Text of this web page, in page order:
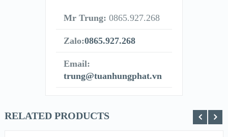
Mr Trung: 0865.927.268
Zalo:0865.927.268
Email:
trung@tuanhungphat.vn
RELATED PRODUCTS